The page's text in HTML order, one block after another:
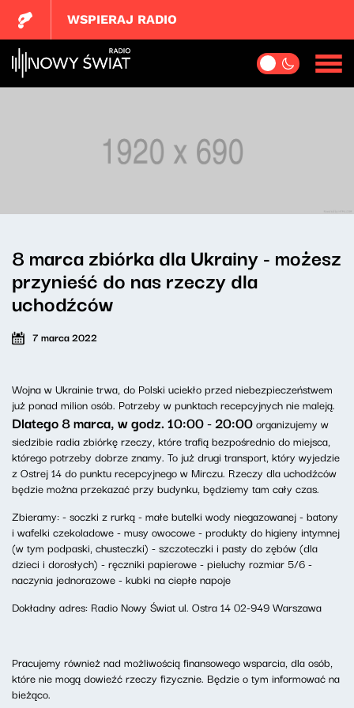
WSPIERAJ RADIO
8 marca zbiórka dla Ukrainy - możesz
przynieść do nas rzeczy dla
uchodźców
7 marca 2022
Wojna w Ukrainie trwa, do Polski uciekło przed niebezpieczeństwem
już ponad milion osób. Potrzeby w punktach recepcyjnych nie maleją.
Dlatego 8 marca, w godz. 10:00 - 20:00organizujemy w
siedzibie radia zbiórkę rzeczy, które trafią bezpośrednio do miejsca,
którego potrzeby dobrze znamy. To już drugi transport, który wyjedzie
z Ostrej 14 do punktu recepcyjnego w Mirczu. Rzeczy dla uchodźców
będzie można przekazać przy budynku, będziemy tam cały czas.
Zbieramy: - soczki z rurką - małe butelki wody niegazowanej - batony
i wafelki czekoladowe - musy owocowe - produkty do higieny intymnej
(w tym podpaski, chusteczki) - szczoteczki i pasty do zębów (dla
dzieci i dorosłych) - ręczniki papierowe - pieluchy rozmiar 5/6 -
naczynia jednorazowe - kubki na ciepłe napoje
Dokładny adres: Radio Nowy Świat ul. Ostra 14 02-949 Warszawa
Pracujemy również nad możliwością finansowego wsparcia, dla osób,
które nie mogą dowieźć rzeczy fizycznie. Będzie o tym informować na
bieżąco.